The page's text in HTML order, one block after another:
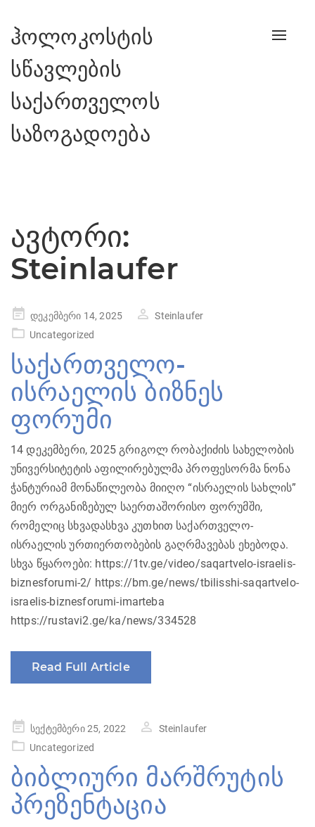
ჰოლოკოსტის
სწავლების
საქართველოს
საზოგადოება
Toggle
ავტორი:
Steinlaufer
Posted
on
დეკემბერი 14, 2025
Steinlaufer
Uncategorized
საქართველო-
ისრაელის ბიზნეს
ფორუმი
14 დეკემბერი, 2025 გრიგოლ რობაქიძის სახელობის
უნივერსიტეტის აფილირებულმა პროფესორმა ნონა
ჭანტურიამ მონაწილეობა მიიღო “ისრაელის სახლის”
მიერ ორგანიზებულ საერთაშორისო ფორუმში,
რომელიც სხვადასხვა კუთხით საქართველო-
ისრაელის ურთიერთობების გაღრმავებას ეხებოდა.
სხვა წყაროები: https://1tv.ge/video/saqartvelo-israelis-
biznesforumi-2/ https://bm.ge/news/tbilisshi-saqartvelo-
israelis-biznesforumi-imarteba
https://rustavi2.ge/ka/news/334528
Read Full Article
Posted
on
სექტემბერი 25, 2022
Steinlaufer
Uncategorized
ბიბლიური მარშრუტის
პრეზენტაცია